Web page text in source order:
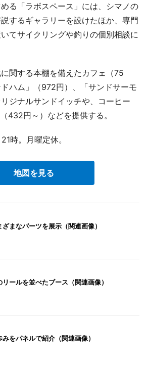
る「ラボスペース」には、シマノの
するギャラリーを設けたほか、専門
てサイクリングや釣りの個別相談に
関する本棚を備えたカフェ（75
ハム」（972円）、「サンドサーモ
ジナルサンドイッチや、コーヒー
432円～）などを提供する。
時。月曜定休。
地図を見る
まなパーツを展示（関連画像）
ールを並べたブース（関連画像）
みをパネルで紹介（関連画像）